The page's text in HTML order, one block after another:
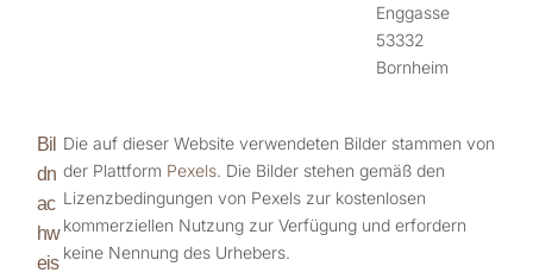
Enggasse
53332
Bornheim
Bil
dn
ac
hw
eis
Die auf dieser Website verwendeten Bilder stammen von
der Plattform Pexels. Die Bilder stehen gemäß den
Lizenzbedingungen von Pexels zur kostenlosen
kommerziellen Nutzung zur Verfügung und erfordern
keine Nennung des Urhebers.